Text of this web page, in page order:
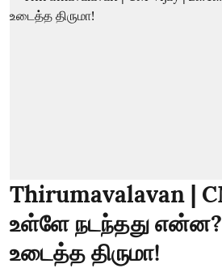
Thirumavalavan |
உள்ளே நடந்தது
உடைத்த திருமா!